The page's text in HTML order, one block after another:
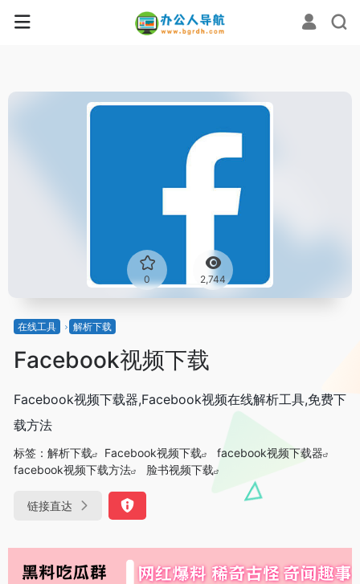
0 2,744
在线工具 解析下载
Facebook视频下载
Facebook视频下载器,Facebook视频在线解析工具,免费下
载方法
标签： 解析下载 Facebook视频下载
facebook视频下载器
facebook视频下载方法
脸书视频下载
链接直达